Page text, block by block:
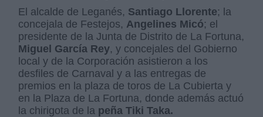
El alcalde de Leganés, Santiago Llorente; la
concejala de Festejos, Angelines Micó; el
presidente de la Junta de Distrito de La Fortuna,
Miguel García Rey, y concejales del Gobierno
local y de la Corporación asistieron a los
desfiles de Carnaval y a las entregas de
premios en la plaza de toros de La Cubierta y
en la Plaza de La Fortuna, donde además actuó
la chirigota de la peña Tiki Taka.